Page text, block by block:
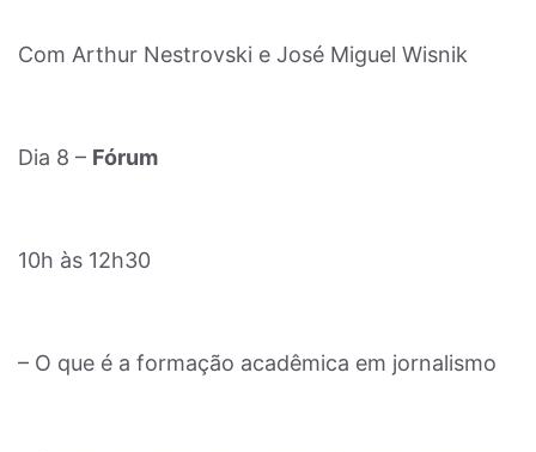
Com Arthur Nestrovski e José Miguel Wisnik
Dia 8 – Fórum
10h às 12h30
– O que é a formação acadêmica em jornalismo